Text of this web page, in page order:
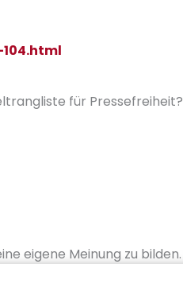
für Pressefreiheit?
eigene Meinung zu bilden.
zeigen.